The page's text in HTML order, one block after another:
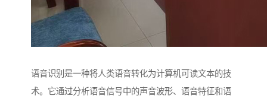
语音识别是一种将人类语音转化为计算机可读文本的技
术。它通过分析语音信号中的声音波形、语音特征和语